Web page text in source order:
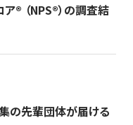
®︎ （NPS®︎）の調査結
の先輩団体が届ける